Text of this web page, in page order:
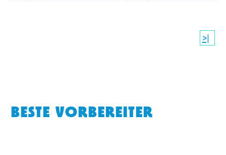
>|
BESTE VORBEREITER